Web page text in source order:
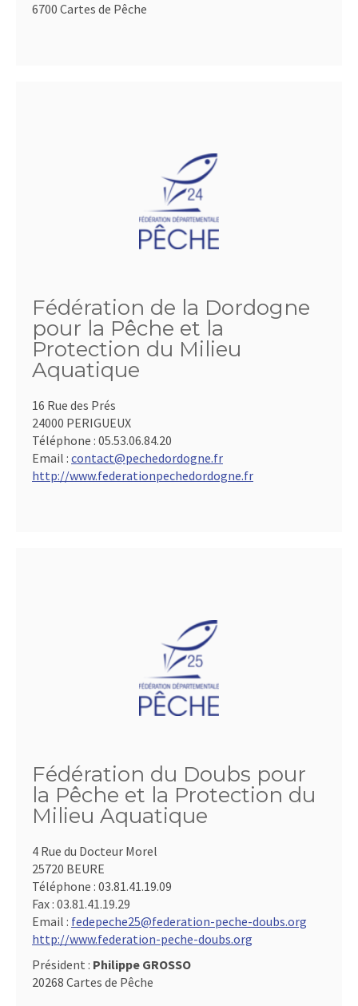
6700 Cartes de Pêche
Fédération de la Dordogne
pour la Pêche et la
Protection du Milieu
Aquatique
16 Rue des Prés
24000 PERIGUEUX
Téléphone : 05.53.06.84.20
Email : contact@pechedordogne.fr
http://www.federationpechedordogne.fr
Fédération du Doubs pour
la Pêche et la Protection du
Milieu Aquatique
4 Rue du Docteur Morel
25720 BEURE
Téléphone : 03.81.41.19.09
Fax : 03.81.41.19.29
Email : fedepeche25@federation-peche-doubs.org
http://www.federation-peche-doubs.org
Président : Philippe GROSSO
20268 Cartes de Pêche